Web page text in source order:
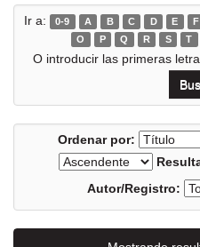
Ir a: 0-9 A B C D E F
O
P Q R S T
O introducir las primeras
Ordenar por:
Autor/Registro: